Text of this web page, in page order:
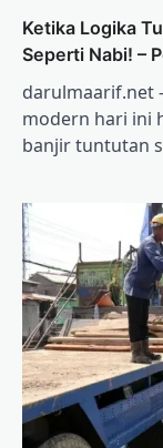
Ketika Logika
Seperti Nabi! –
darulmaarif.net
modern hari ini
banjir tuntutan